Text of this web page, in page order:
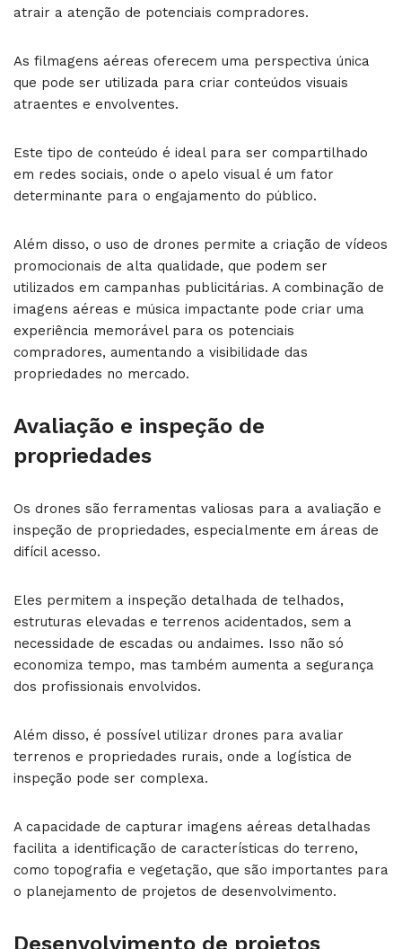
atrair a atenção de potenciais compradores.
As filmagens aéreas oferecem uma perspectiva única
que pode ser utilizada para criar conteúdos visuais
atraentes e envolventes.
Este tipo de conteúdo é ideal para ser compartilhado
em redes sociais, onde o apelo visual é um fator
determinante para o engajamento do público.
Além disso, o uso de drones permite a criação de vídeos
promocionais de alta qualidade, que podem ser
utilizados em campanhas publicitárias. A combinação de
imagens aéreas e música impactante pode criar uma
experiência memorável para os potenciais
compradores, aumentando a visibilidade das
propriedades no mercado.
Avaliação e inspeção de
propriedades
Os drones são ferramentas valiosas para a avaliação e
inspeção de propriedades, especialmente em áreas de
difícil acesso.
Eles permitem a inspeção detalhada de telhados,
estruturas elevadas e terrenos acidentados, sem a
necessidade de escadas ou andaimes. Isso não só
economiza tempo, mas também aumenta a segurança
dos profissionais envolvidos.
Além disso, é possível utilizar drones para avaliar
terrenos e propriedades rurais, onde a logística de
inspeção pode ser complexa.
A capacidade de capturar imagens aéreas detalhadas
facilita a identificação de características do terreno,
como topografia e vegetação, que são importantes para
o planejamento de projetos de desenvolvimento.
Desenvolvimento de projetos